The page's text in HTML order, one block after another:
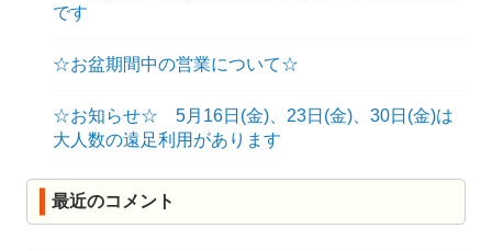
です
☆お盆期間中の営業について☆
☆お知らせ☆ 5月16日(金)、23日(金)、30日(金)は
大人数の遠足利用があります
最近のコメント